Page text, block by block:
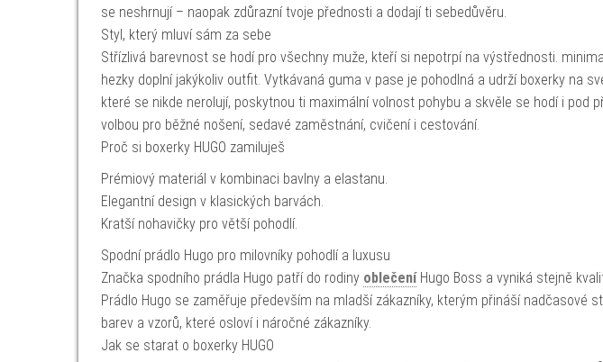
se neshrnují – naopak zdůrazní tvoje přednosti a dodají ti sebedůvěru.
Styl, který mluví sám za sebe
Střízlivá barevnost se hodí pro všechny muže, kteří si nepotrpí na výstřednosti.
hezky doplní jakýkoliv outfit. Vytkávaná guma v pase je pohodlná a udrží boxerky na
které se nikde nerolují, poskytnou ti maximální volnost pohybu a skvěle se hodí i pod
volbou pro běžné nošení, sedavé zaměstnání, cvičení i cestování.
Proč si boxerky HUGO zamiluješ
Prémiový materiál v kombinaci bavlny a elastanu.
Elegantní design v klasických barvách.
Kratší nohavičky pro větší pohodlí.
Spodní prádlo Hugo pro milovníky pohodlí a luxusu
Značka spodního prádla Hugo patří do rodiny oblečeníHugo Boss a vyniká stejně
Prádlo Hugo se zaměřuje především na mladší zákazníky, kterým přináší nadčasové
barev a vzorů, které osloví i náročné zákazníky.
Jak se starat o boxerky HUGO